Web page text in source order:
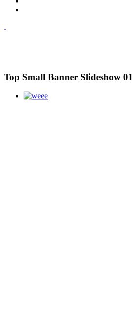
Top Small Banner Slideshow 01